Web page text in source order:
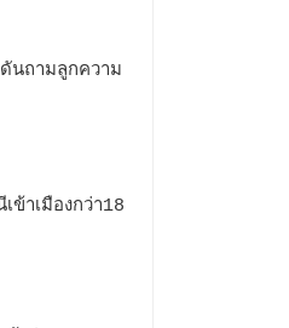
นถามลูกความ
ข้าเมืองกว่า18